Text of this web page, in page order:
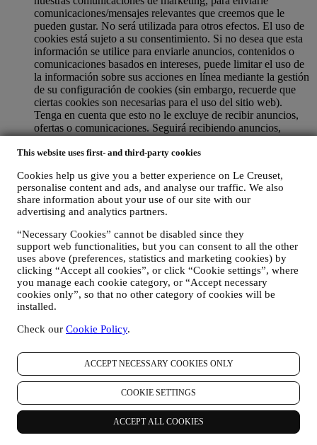
This website uses first- and third-party cookies
Cookies help us give you a better experience on Le Creuset,
personalise content and ads, and analyse our traffic. We also
share information about your use of our site with our
advertising and analytics partners.
“Necessary Cookies” cannot be disabled since they
support web functionalities, but you can consent to all the other
uses above (preferences, statistics and marketing cookies) by
clicking “Accept all cookies”, or click “Cookie settings”, where
you manage each cookie category, or “Accept necessary
cookies only”, so that no other category of cookies will be
installed.
Check our Cookie Policy.
ACCEPT NECESSARY COOKIES ONLY
COOKIE SETTINGS
ACCEPT ALL COOKIES
comunicaciones/mensajes relevantes que creemos que le
pueden gustar. No será utilizada para otros efectos. El uso de
cookies está sujeto a su consentimiento. Si no desea que esta
información se utilice para enviarle anuncios, contenidos o
comunicaciones basados en intereses, puede limitar el uso de
la información sobre sus acciones en línea mediante la gestión
de su configuración de cookies (sin embargo, recuerde que
ciertas cookies son necesarias para el uso del sitio web).
Tenga en cuenta que esto no le excluye de recibir anuncios,
ofertas o comunicaciones. Seguirá recibiendo anuncios,
información sobre cómo utilizamos las cookies y cómo puede
Valoración del producto. En caso de que haya comprado uno
de nuestros productos, podemos enviar un correo electrónico
solicitando la opinión sobre sus productos. Estamos
interesados en las opiniones de los productos de nuestros
clientes (si desean proporcionar dicha información) para
mejorar constantemente nuestros productos y servicios. Al
final del proceso de compra, también podemos invitarle a
escribir su opinión del producto. La opinión no es obligatoria,
y usted es libre de enviarla o no.
Whatsapp para empresas. Algunas de nuestras tiendas físicas
utilizan WhatsApp para Empresas con los clientes que así lo
información sobre nuestros productos. Este canal no está
solicitarán datos de tarjetas de crédito ni otra información
sensible a través de WhatsApp. Puede obtener más
información sobre las condiciones y garantías de WhatsApp
para la transferencia internacional de sus datos en
https://www.whatsapp.com/legal/privacy-policy-eea. Puede
ejercer sus derechos de protección de datos, incluido el de
revocación y el de borrado de los datos, poniéndose en